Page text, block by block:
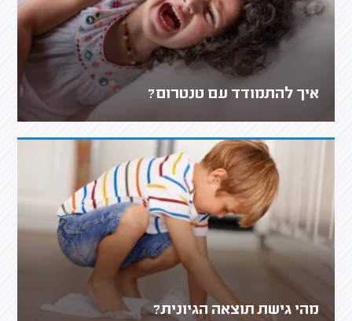
איך להתמודד עם טנטרום?
מהי גישת תוצאה הגיונית?